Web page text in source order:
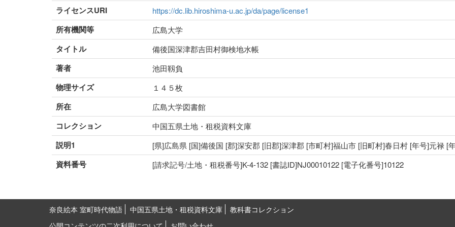
ライセンスURI https://dc.lib.hiroshima-u.ac.jp/da/page/license1
所有機関等 広島大学
タイトル 備後国深津郡吉田村御検地水帳
著者 池田靱負
物理サイズ １４５枚
所在 広島大学図書館
コレクション 中国五県土地・租税資料文庫
説明1 [県]広島県 [国]備後国 [郡]深安郡 [旧郡]深津郡 [市町村]福山市 [旧町村]春日村 [年号]元禄 [
資料番号 [請求記号/土地・租税番号]K-4-132 [書誌ID]NJ00010122 [電子化番号]10122
奈良絵本 室町時代物語 中国五県土地・租税資料文庫
教科書コレクション